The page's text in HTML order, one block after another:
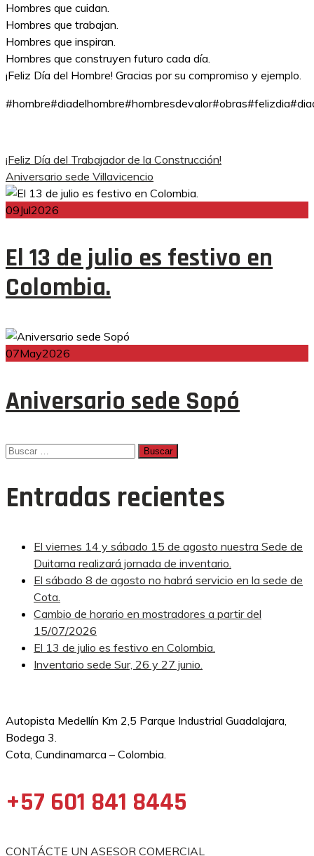
Hombres que cuidan.
Hombres que trabajan.
Hombres que inspiran.
Hombres que construyen futuro cada día.
¡Feliz Día del Hombre! Gracias por su compromiso y ejemplo.
Navegación
de
entradas
¡Feliz Día del Trabajador de la Construcción!
Aniversario sede Villavicencio
09Jul2026
El 13 de julio es festivo en
Colombia.
07May2026
Aniversario sede Sopó
Buscar:
Entradas recientes
El viernes 14 y sábado 15 de agosto nuestra Sede de
Duitama realizará jornada de inventario.
El sábado 8 de agosto no habrá servicio en la sede de
Cota.
Cambio de horario en mostradores a partir del
15/07/2026
El 13 de julio es festivo en Colombia.
Inventario sede Sur, 26 y 27 junio.
Autopista Medellín Km 2,5 Parque Industrial Guadalajara,
Bodega 3.
Cota, Cundinamarca – Colombia.
+57 601 841 8445
CONTÁCTE UN ASESOR COMERCIAL